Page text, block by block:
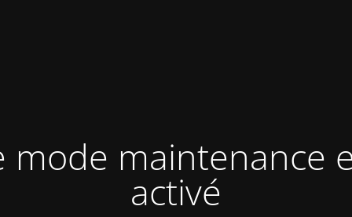
mode maintenance
activé